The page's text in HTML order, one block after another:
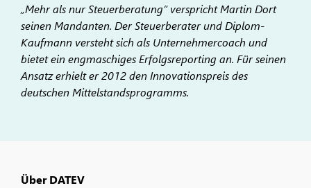
„Mehr als nur Steuerberatung“ verspricht Martin Dort
seinen Mandanten. Der Steuerberater und Diplom-
Kaufmann versteht sich als Unternehmercoach und
bietet ein engmaschiges Erfolgsreporting an. Für seinen
Ansatz erhielt er 2012 den Innovationspreis des
deutschen Mittelstandsprogramms.
Über DATEV